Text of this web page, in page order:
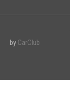
by CarClub